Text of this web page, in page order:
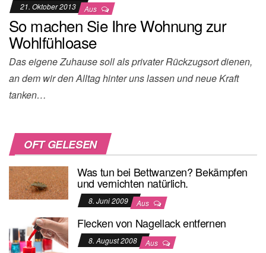
21. Oktober 2013 Aus
So machen Sie Ihre Wohnung zur
Wohlfühloase
Das eigene Zuhause soll als privater Rückzugsort dienen,
an dem wir den Alltag hinter uns lassen und neue Kraft
tanken…
OFT GELESEN
Was tun bei Bettwanzen? Bekämpfen
und vernichten natürlich.
8. Juni 2009 Aus
Flecken von Nagellack entfernen
8. August 2008 Aus